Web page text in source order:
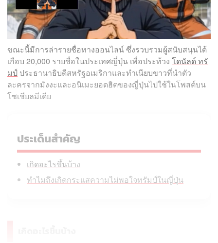
ขณะนี้มีการล่ารายชื่อทางออนไลน์ ซึ่งรวบรวมผู้สนับสนุนได้
เกือบ 20,000 รายชื่อในประเทศญี่ปุ่น เพื่อประท้วง โดนัลด์ ทรั
มป์ ประธานาธิบดีสหรัฐอเมริกาและทำเนียบขาวที่นำตัว
ละครจากมังงะและอนิเมะยอดฮิตของญี่ปุ่นไปใช้ในโพสต์บน
โซเชียลมีเดีย
ประเด็นสำคัญ
เกิดอะไรขึ้นบ้าง
ทำไมถึงเกิดกระแสความไม่พอใจทรัมป์ในญี่ปุ่น